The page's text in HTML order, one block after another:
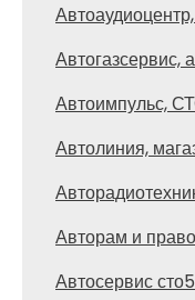
Автогазсервис,
Автоимпульс,
Автолиния,
Авторам и
Автосервис